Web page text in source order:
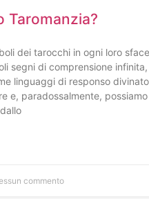
Taromanzia?
dei tarocchi in ogni loro
segni di comprensione
linguaggi di responso
e, paradossalmente,
commento